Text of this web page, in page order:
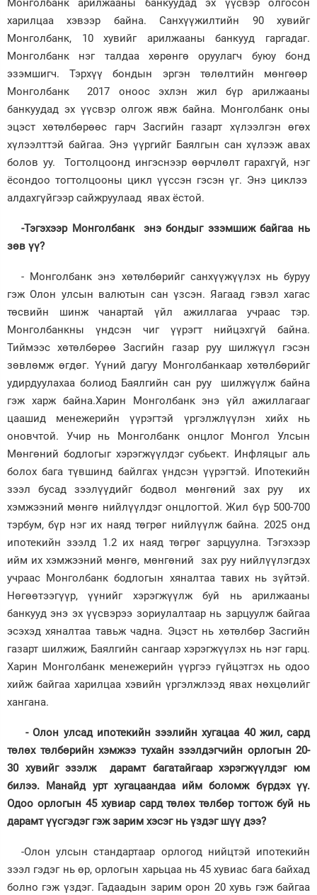
Монголбанк арилжааны банкуудад эх үүсвэр олгосон
харилцаа хэвээр байна. Санхүүжилтийн 90 хувийг
Монголбанк, 10 хувийг арилжааны банкууд гаргадаг.
Монголбанк нэг талдаа хөрөнгө оруулагч буюу бонд
эзэмшигч. Тэрхүү бондын эргэн төлөлтийн мөнгөөр
Монголбанк 2017 оноос эхлэн жил бүр арилжааны
банкуудад эх үүсвэр олгож явж байна. Монголбанк оны
эцэст хөтөлбөрөөс гарч Засгийн газарт хүлээлгэн өгөх
хүлээлттэй байгаа. Энэ үүргийг Баялгын сан хүлээж авах
болов уу. Тогтолцоонд ингэснээр өөрчлөлт гарахгүй, нэг
ёсондоо тогтолцооны цикл үүссэн гэсэн үг. Энэ циклээ
алдахгүйгээр сайжруулаад явах ёстой.
-Тэгэхээр Монголбанк энэ бондыг эзэмшиж байгаа нь
зөв үү?
- Монголбанк энэ хөтөлбөрийг санхүүжүүлэх нь буруу
гэж Олон улсын валютын сан үзсэн. Яагаад гэвэл хагас
төсвийн шинж чанартай үйл ажиллагаа учраас тэр.
Монголбанкны үндсэн чиг үүрэгт нийцэхгүй байна.
Тиймээс хөтөлбөрөө Засгийн газар руу шилжүүл гэсэн
зөвлөмж өгдөг. Үүний дагуу Монголбанкаар хөтөлбөрийг
удирдуулахаа болиод Баялгийн сан руу шилжүүлж байна
гэж харж байна.Харин Монголбанк энэ үйл ажиллагааг
цаашид менежерийн үүрэгтэй үргэлжлүүлэн хийх нь
оновчтой. Учир нь Монголбанк онцлог Монгол Улсын
Мөнгөний бодлогыг хэрэгжүүлдэг субьект. Инфляцыг аль
болох бага түвшинд байлгах үндсэн үүрэгтэй. Ипотекийн
зээл бусад зээлүүдийг бодвол мөнгөний зах руу их
хэмжээний мөнгө нийлүүлдэг онцлогтой. Жил бүр 500-700
тэрбум, бүр нэг их наяд төгрөг нийлүүлж байна. 2025 онд
ипотекийн зээлд 1.2 их наяд төгрөг зарцуулна. Тэгэхээр
ийм их хэмжээний мөнгө, мөнгөний зах руу нийлүүлэгдэх
учраас Монголбанк бодлогын хяналтаа тавих нь зүйтэй.
Нөгөөтээгүүр, үүнийг хэрэгжүүлж буй нь арилжааны
банкууд энэ эх үүсвэрээ зориулалтаар нь зарцуулж байгаа
эсэхэд хяналтаа тавьж чадна. Эцэст нь хөтөлбөр Засгийн
газарт шилжиж, Баялгийн сангаар хэрэгжүүлэх нь нэг гарц.
Харин Монголбанк менежерийн үүргээ гүйцэтгэх нь одоо
хийж байгаа харилцаа хэвийн үргэлжлээд явах нөхцөлийг
хангана.
- Олон улсад ипотекийн зээлийн хугацаа 40 жил, сард
төлөх төлбөрийн хэмжээ тухайн зээлдэгчийн орлогын 20-
30 хувийг эзэлж дарамт багатайгаар хэрэгжүүлдэг юм
билээ. Манайд урт хугацаандаа ийм боломж бүрдэх үү.
Одоо орлогын 45 хувиар сард төлөх төлбөр тогтож буй нь
дарамт үүсгэдэг гэж зарим хэсэг нь үздэг шүү дээ?
-Олон улсын стандартаар орлогод нийцтэй ипотекийн
зээл гэдэг нь өр, орлогын харьцаа нь 45 хувиас бага байхад
болно гэж үздэг. Гадаадын зарим орон 20 хувь гэж байгаа